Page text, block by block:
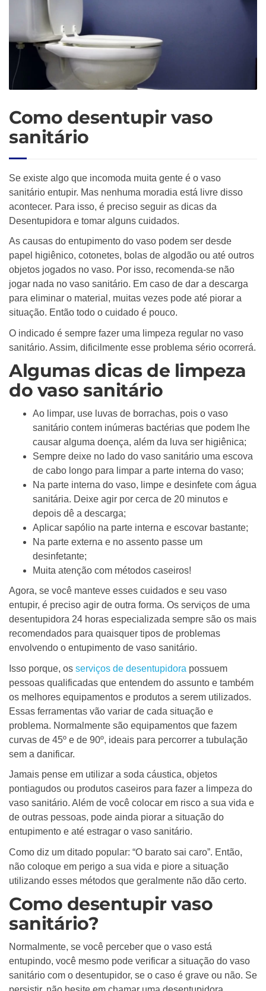
Como desentupir vaso
sanitário
Se existe algo que incomoda muita gente é o vaso
sanitário entupir. Mas nenhuma moradia está livre disso
acontecer. Para isso, é preciso seguir as dicas da
Desentupidora e tomar alguns cuidados.
As causas do entupimento do vaso podem ser desde
papel higiênico, cotonetes, bolas de algodão ou até outros
objetos jogados no vaso. Por isso, recomenda-se não
jogar nada no vaso sanitário. Em caso de dar a descarga
para eliminar o material, muitas vezes pode até piorar a
situação. Então todo o cuidado é pouco.
O indicado é sempre fazer uma limpeza regular no vaso
sanitário. Assim, dificilmente esse problema sério ocorrerá.
Algumas dicas de limpeza
do vaso sanitário
Ao limpar, use luvas de borrachas, pois o vaso
sanitário contem inúmeras bactérias que podem lhe
causar alguma doença, além da luva ser higiênica;
Sempre deixe no lado do vaso sanitário uma escova
de cabo longo para limpar a parte interna do vaso;
Na parte interna do vaso, limpe e desinfete com água
sanitária. Deixe agir por cerca de 20 minutos e
depois dê a descarga;
Aplicar sapólio na parte interna e escovar bastante;
Na parte externa e no assento passe um
desinfetante;
Muita atenção com métodos caseiros!
Agora, se você manteve esses cuidados e seu vaso
entupir, é preciso agir de outra forma. Os serviços de uma
desentupidora 24 horas especializada sempre são os mais
recomendados para quaisquer tipos de problemas
envolvendo o entupimento de vaso sanitário.
Isso porque, os serviços de desentupidora possuem
pessoas qualificadas que entendem do assunto e também
os melhores equipamentos e produtos a serem utilizados.
Essas ferramentas vão variar de cada situação e
problema. Normalmente são equipamentos que fazem
curvas de 45º e de 90º, ideais para percorrer a tubulação
sem a danificar.
Jamais pense em utilizar a soda cáustica, objetos
pontiagudos ou produtos caseiros para fazer a limpeza do
vaso sanitário. Além de você colocar em risco a sua vida e
de outras pessoas, pode ainda piorar a situação do
entupimento e até estragar o vaso sanitário.
Como diz um ditado popular: “O barato sai caro”. Então,
não coloque em perigo a sua vida e piore a situação
utilizando esses métodos que geralmente não dão certo.
Como desentupir vaso
sanitário?
Normalmente, se você perceber que o vaso está
entupindo, você mesmo pode verificar a situação do vaso
sanitário com o desentupidor, se o caso é grave ou não. Se